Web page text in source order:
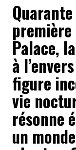
Palace,
à
figure
vie
résonne
un